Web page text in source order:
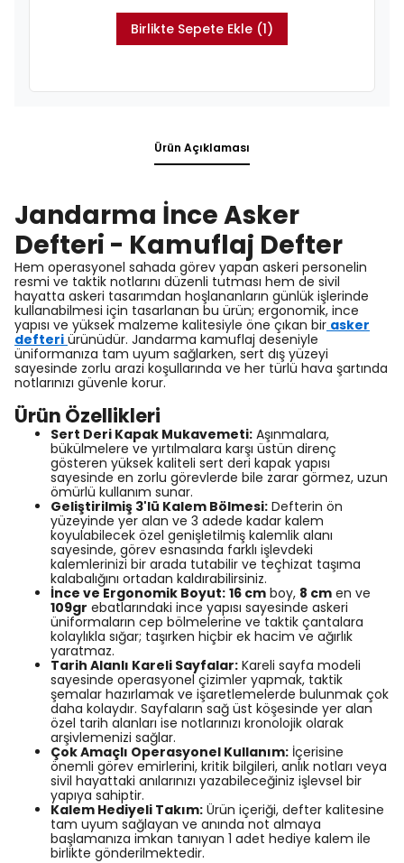
Birlikte Sepete Ekle (1)
Ürün Açıklaması
Jandarma İnce Asker
Defteri - Kamuflaj Defter
Hem operasyonel sahada görev yapan askeri personelin
resmi ve taktik notlarını düzenli tutması hem de sivil
hayatta askeri tasarımdan hoşlananların günlük işlerinde
kullanabilmesi için tasarlanan bu ürün; ergonomik, ince
yapısı ve yüksek malzeme kalitesiyle öne çıkan bir asker
defteri ürünüdür. Jandarma kamuflaj deseniyle
üniformanıza tam uyum sağlarken, sert dış yüzeyi
sayesinde zorlu arazi koşullarında ve her türlü hava şartında
notlarınızı güvenle korur.
Ürün Özellikleri
Sert Deri Kapak Mukavemeti: Aşınmalara,
bükülmelere ve yırtılmalara karşı üstün direnç
gösteren yüksek kaliteli sert deri kapak yapısı
sayesinde en zorlu görevlerde bile zarar görmez, uzun
ömürlü kullanım sunar.
Geliştirilmiş 3'lü Kalem Bölmesi: Defterin ön
yüzeyinde yer alan ve 3 adede kadar kalem
koyulabilecek özel genişletilmiş kalemlik alanı
sayesinde, görev esnasında farklı işlevdeki
kalemlerinizi bir arada tutabilir ve teçhizat taşıma
kalabalığını ortadan kaldırabilirsiniz.
İnce ve Ergonomik Boyut: 16 cm boy, 8 cm en ve
109gr ebatlarındaki ince yapısı sayesinde askeri
üniformaların cep bölmelerine ve taktik çantalara
kolaylıkla sığar; taşırken hiçbir ek hacim ve ağırlık
yaratmaz.
Tarih Alanlı Kareli Sayfalar: Kareli sayfa modeli
sayesinde operasyonel çizimler yapmak, taktik
şemalar hazırlamak ve işaretlemelerde bulunmak çok
daha kolaydır. Sayfaların sağ üst köşesinde yer alan
özel tarih alanları ise notlarınızı kronolojik olarak
arşivlemenizi sağlar.
Çok Amaçlı Operasyonel Kullanım: İçerisine
önemli görev emirlerini, kritik bilgileri, anlık notları veya
sivil hayattaki anılarınızı yazabileceğiniz işlevsel bir
yapıya sahiptir.
Kalem Hediyeli Takım: Ürün içeriği, defter kalitesine
tam uyum sağlayan ve anında not almaya
başlamanıza imkan tanıyan 1 adet hediye kalem ile
birlikte gönderilmektedir.